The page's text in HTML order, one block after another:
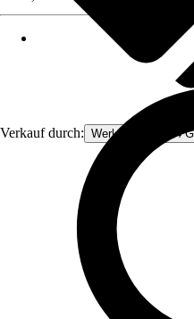
Verkauf durch: Werkzeugstore24